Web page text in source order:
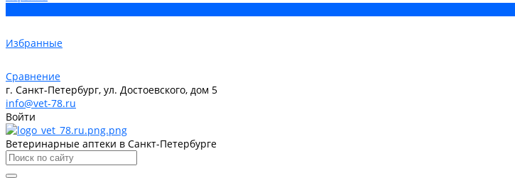
Избранные
Сравнение
г. Санкт-Петербург, ул. Достоевского, дом 5
info@vet-78.ru
Войти
Ветеринарные аптеки в Санкт-Петербурге